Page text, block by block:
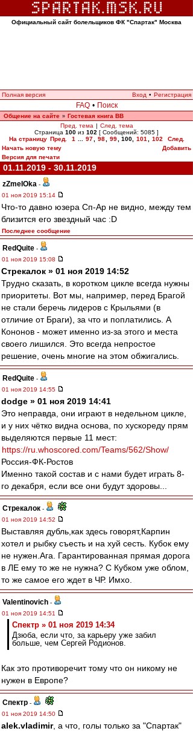
Официальный сайт болельщиков ФК "Спартак" Москва
Полная версия Вход • Регистрация
FAQ • Поиск
Общение на сайте » Гостевая книга ВВ
Пред. тема | След. тема
Страница 100 из 102 [ Сообщений: 5085 ]
На страницу Пред. 1 97 98 99 100, 101 102
След.
Начать новую тему
Добавить
Версия для печати
01.11.2019 - 30.11.2019
zZmeIOka -
01 ноя 2019 15:14
Что-то давно юзера Сп-Ар не видно, между тем
близится его звездный час :D
Последнее сообщение
RedQuite -
01 ноя 2019 15:08
Стрекалок » 01 ноя 2019 14:52
Трудно сказать, в коротком цикле всегда нужны
приоритеты. Вот мы, например, перед Брагой
не стали беречь лидеров с Крыльями (в
отличие от Браги), за что и поплатились. А
Кононов - может именно из-за этого и места
своего лишился. Это всегда непростое
решение, очень многие на этом обжигались.
RedQuite -
01 ноя 2019 14:55
dodge » 01 ноя 2019 14:41
Это неправда, они играют в недельном цикле,
и у них чётко видна основа, по хускореду прям
выделяются первые 11 мест:
https://ru.whoscored.com/Teams/562/Show/
Россия-ФК-Ростов
Именно такой состав и с нами будет играть 8-
го декабря, если все они будут здоровы...
Стрекалок -
01 ноя 2019 14:52
Выставляя дубль,как здесь говорят,Карпин
хотел и рыбку съесть и на хуй сесть. Кубок ему
не нужен.Ага. Гарантированная прямая дорога
в ЛЕ ему то же не нужна? С Кубком уже облом,
то же самое его ждет в ЧР. Имхо.
Valentinovich -
01 ноя 2019 14:51
Спектр » 01 ноя 2019 14:34
Дзюба, если что, за карьеру уже забил
больше, чем Сергей Родионов.
Как это противоречит тому что он никому не
нужен в Европе?
Спектр -
01 ноя 2019 14:50
alek.vladimir, а что, голы только за "Спартак"